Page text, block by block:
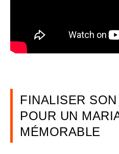
FINALISER
POUR UN
MÉMORABLE